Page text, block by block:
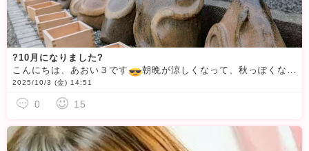
?10月になりました?
こんにちは、あおい３です
朝晩が涼しくなって、秋っぽくなってきましたね〜
2025/10/3 (金) 14:51
0 15